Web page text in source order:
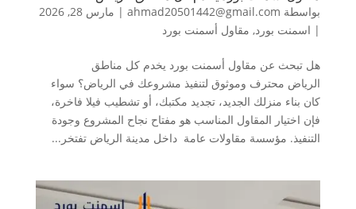
بواسطة ahmad20501442@gmail.com
| مارس 28, 2026
| اسمنت بورد, مقاول أسمنت بورد
هل تبحث عن مقاول أسمنت بورد يخدم كل مناطق
الرياض محترف وموثوق لتنفيذ مشروعك في الرياض؟ سواء
كان بناء منزلك الجديد، تجديد مكتبك، أو تشطيب فيلا فاخرة،
فإن اختيار المقاول المناسب هو مفتاح نجاح المشروع وجودة
التنفيذ. مؤسسة مقاولات عامة داخل مدينة الرياض تفتخر...